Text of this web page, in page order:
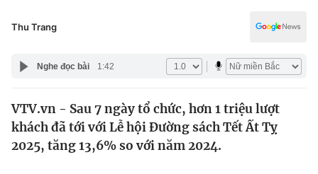
Pháp luật
Y tế
Thế giới
Tin tức
Kinh tế
Công nghệ
Thu Trang
Nghe đọc bài 1:42
VTV.vn - Sau 7 ngày tổ chức, hơn 1 triệu lượt
khách đã tới với Lễ hội Đường sách Tết Ất Tỵ
2025, tăng 13,6% so với năm 2024.